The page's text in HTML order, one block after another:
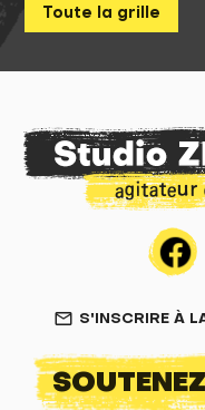
Toute la grille
mail_outline S'INSCRIRE À